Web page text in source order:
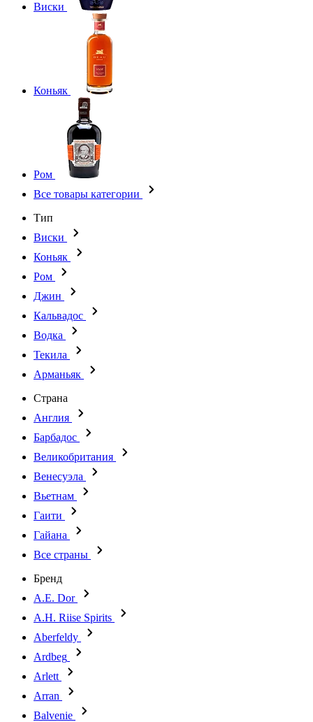
Виски
Коньяк
Ром
Все товары категории
Тип
Виски
Коньяк
Ром
Джин
Кальвадос
Водка
Текила
Арманьяк
Страна
Англия
Барбадос
Великобритания
Венесуэла
Вьетнам
Гаити
Гайана
Все страны
Бренд
A.E. Dor
A.H. Riise Spirits
Aberfeldy
Ardbeg
Arlett
Arran
Balvenie